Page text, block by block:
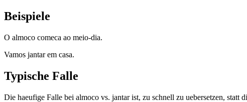
Beispiele
O almoco comeca ao meio-dia.
Vamos jantar em casa.
Typische Falle
Die haeufige Falle bei almoco vs. jantar ist, zu schnell zu uebersetzen, statt